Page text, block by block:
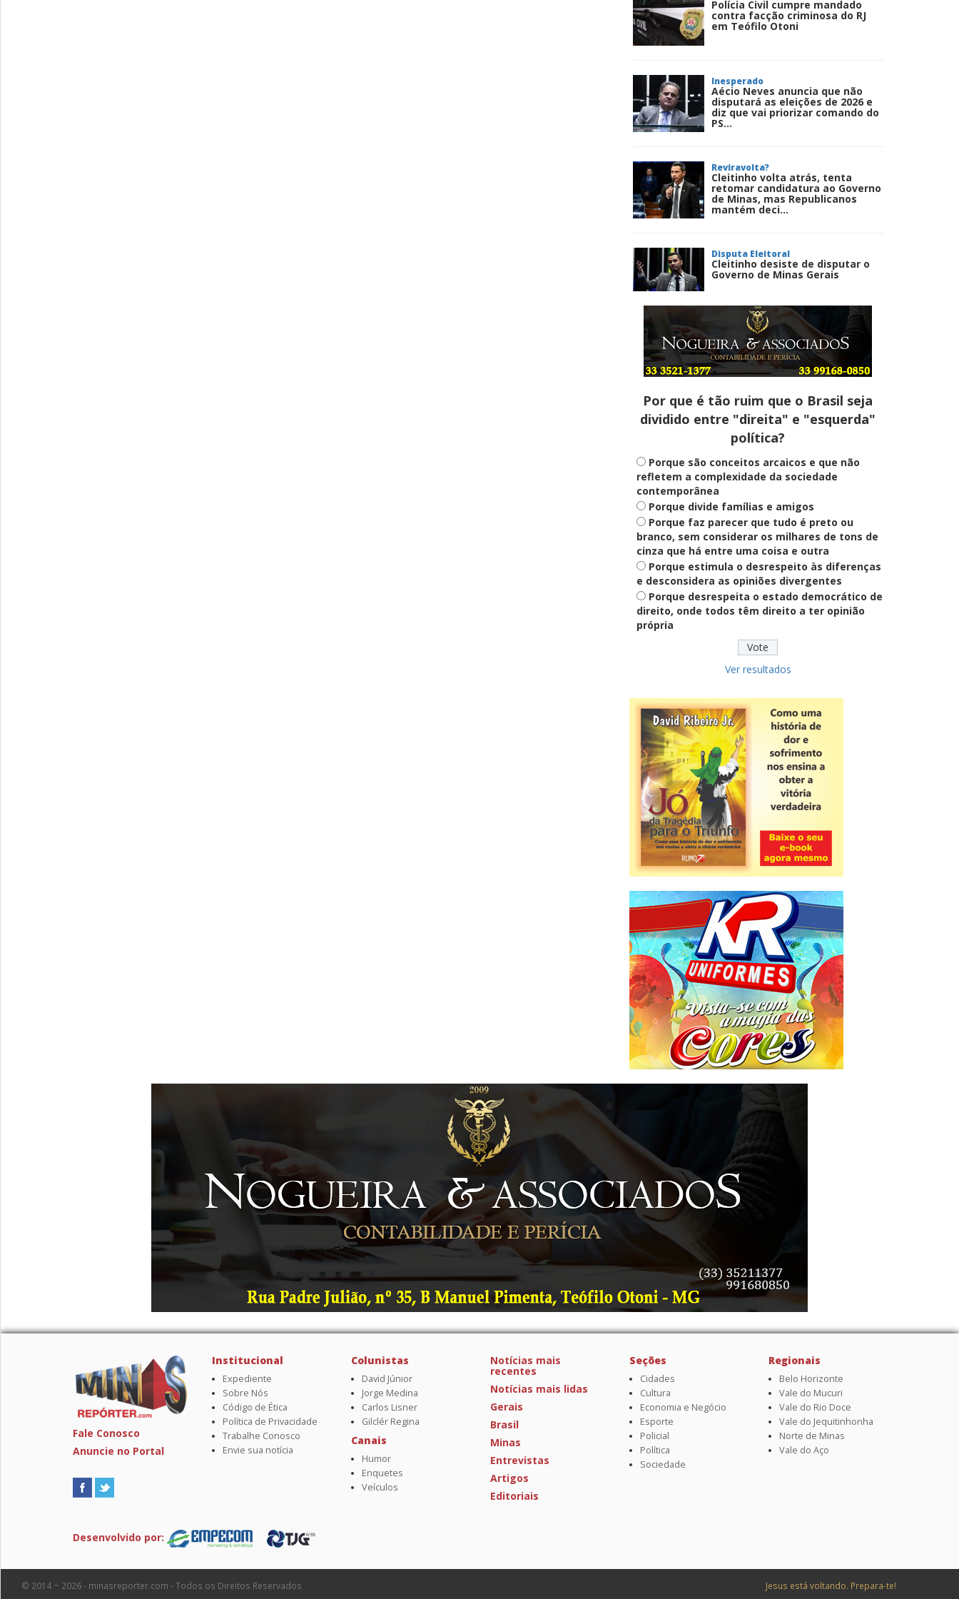
Polícia Civil cumpre mandado
contra facção criminosa do RJ
em Teófilo Otoni
Inesperado
Aécio Neves anuncia que não
disputará as eleições de 2026 e
diz que vai priorizar comando do
PS...
Reviravolta?
Cleitinho volta atrás, tenta
retomar candidatura ao Governo
de Minas, mas Republicanos
mantém deci...
Disputa Eleitoral
Cleitinho desiste de disputar o
Governo de Minas Gerais
Entenda
Pix Pensão Alimentícia: entenda
o que é e como solicitar
Saúde Mental
Plataforma oferece escuta em
saúde mental para jovens no SUS
Digital
Definido
PT lança Patrus Ananias como
candidato ao governo de Minas
Gerais
Educação
Fies: pré-selecionados têm até
terça para complementar
CNPJ alfanumérico começa a ser
emitido nesta sexta
ver todas »
Por que é tão ruim que o Brasil seja
dividido entre "direita" e "esquerda"
política?
Porque são conceitos arcaicos e que não
refletem a complexidade da sociedade
contemporânea
Porque divide famílias e amigos
Porque faz parecer que tudo é preto ou
branco, sem considerar os milhares de tons de
cinza que há entre uma coisa e outra
Porque estimula o desrespeito às diferenças
e desconsidera as opiniões divergentes
Porque desrespeita o estado democrático de
direito, onde todos têm direito a ter opinião
própria
Ver resultados
Fale Conosco
Anuncie no Portal
Institucional
Expediente
Sobre Nós
Código de Ética
Política de Privacidade
Trabalhe Conosco
Envie sua notícia
Colunistas
David Júnior
Jorge Medina
Carlos Lisner
Gilclér Regina
Canais
Humor
Enquetes
Veículos
Notícias mais
recentes
Notícias mais lidas
Gerais
Brasil
Minas
Entrevistas
Artigos
Editoriais
Seções
Cidades
Cultura
Economia e Negócio
Esporte
Policial
Política
Sociedade
Regionais
Belo Horizonte
Vale do Mucuri
Vale do Rio Doce
Vale do Jequitinhonha
Norte de Minas
Vale do Aço
Desenvolvido por:
© 2014 ~ 2026 - minasreporter.com - Todos os Direitos Reservados Jesus está voltando. Prepara-te!